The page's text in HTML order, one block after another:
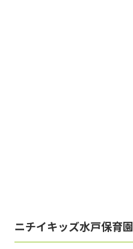
ニチイキッズ水戸保育園